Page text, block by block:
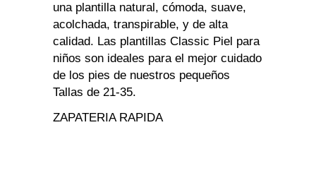
una plantilla natural, cómoda, suave,
acolchada, transpirable, y de alta
calidad. Las plantillas Classic Piel para
niños son ideales para el mejor cuidado
de los pies de nuestros pequeños
Tallas de 21-35.
ZAPATERIA RAPIDA